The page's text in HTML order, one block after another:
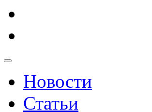
Новости
Статьи